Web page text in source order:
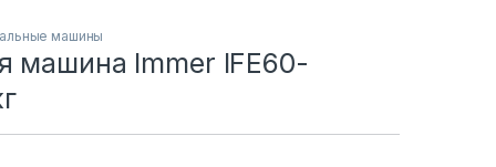
машины
машина Immer IFE60-